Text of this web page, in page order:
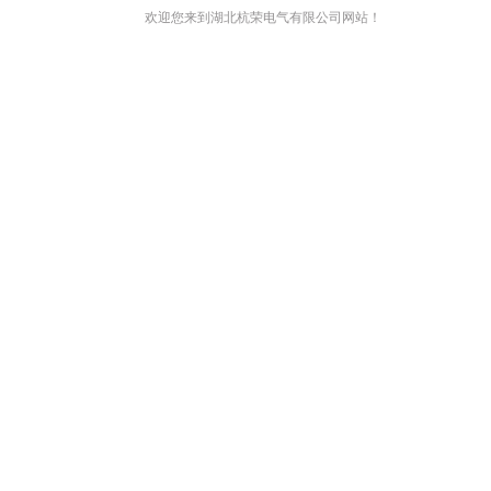
欢迎您来到湖北杭荣电气有限公司网站！